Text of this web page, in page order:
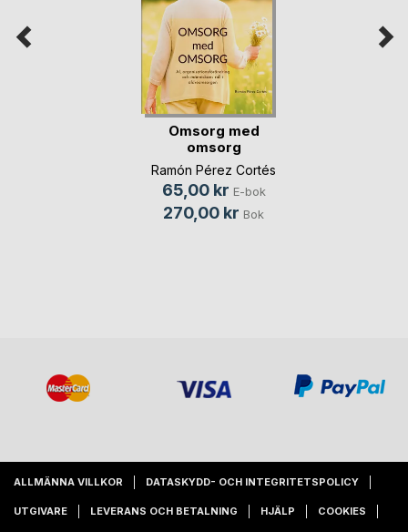
Omsorg med
omsorg
Ramón Pérez Cortés
65,00 kr E-bok
270,00 kr Bok
ALLMÄNNA VILLKOR DATASKYDD- OCH INTEGRITETSPOLICY
UTGIVARE LEVERANS OCH BETALNING HJÄLP COOKIES